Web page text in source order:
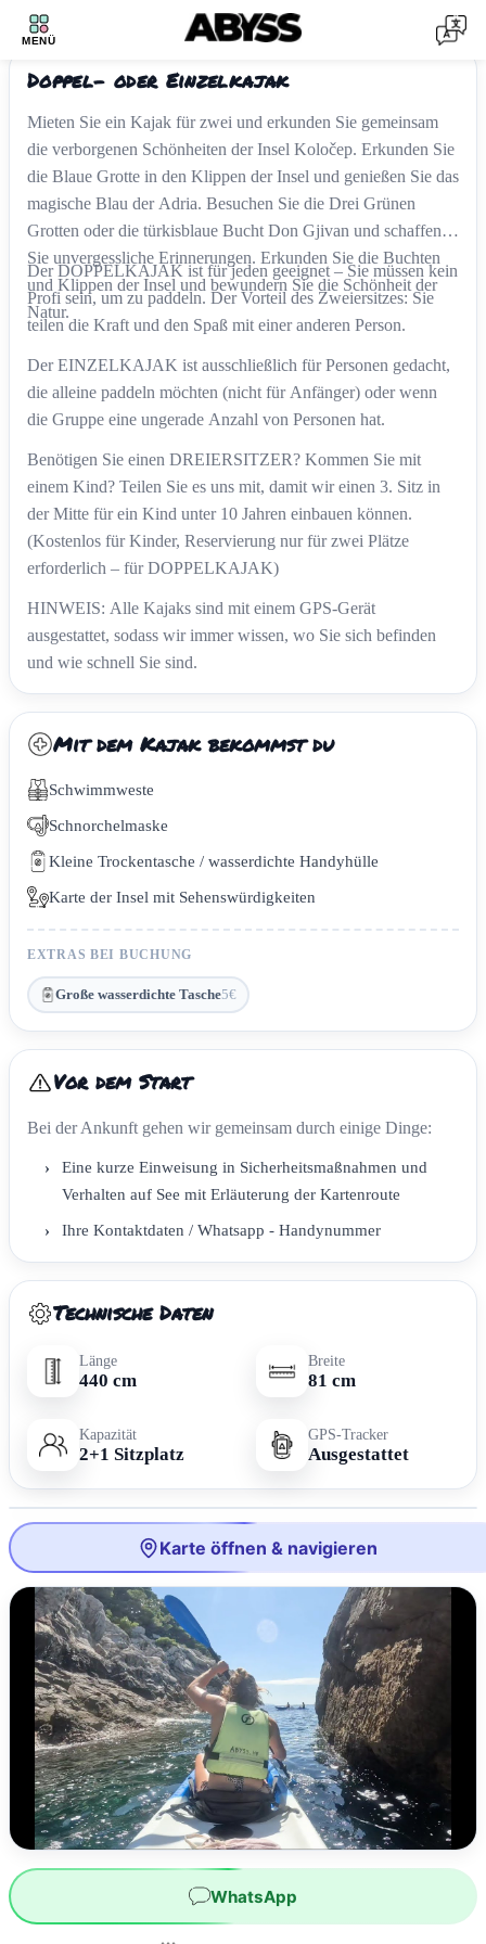
MENÜ
‹
/3
DOPPELKAJAK
Doppel- oder Einzelkajak
Mieten Sie ein Kajak für zwei und erkunden Sie gemeinsam
die verborgenen Schönheiten der Insel Koločep. Erkunden Sie
die Blaue Grotte in den Klippen der Insel und genießen Sie das
magische Blau der Adria. Besuchen Sie die Drei Grünen
Grotten oder die türkisblaue Bucht Don Gjivan und schaffen
Sie unvergessliche Erinnerungen. Erkunden Sie die Buchten
und Klippen der Insel und bewundern Sie die Schönheit der
Natur.
Der DOPPELKAJAK ist für jeden geeignet – Sie müssen kein
Profi sein, um zu paddeln. Der Vorteil des Zweiersitzes: Sie
teilen die Kraft und den Spaß mit einer anderen Person.
Der EINZELKAJAK ist ausschließlich für Personen gedacht,
die alleine paddeln möchten (nicht für Anfänger) oder wenn
die Gruppe eine ungerade Anzahl von Personen hat.
Benötigen Sie einen DREIERSITZER? Kommen Sie mit
einem Kind? Teilen Sie es uns mit, damit wir einen 3. Sitz in
der Mitte für ein Kind unter 10 Jahren einbauen können.
(Kostenlos für Kinder, Reservierung nur für zwei Plätze
erforderlich – für DOPPELKAJAK)
HINWEIS: Alle Kajaks sind mit einem GPS-Gerät
ausgestattet, sodass wir immer wissen, wo Sie sich befinden
und wie schnell Sie sind.
Mit dem Kajak bekommst du
Schwimmweste
Schnorchelmaske
Kleine Trockentasche / wasserdichte Handyhülle
Karte der Insel mit Sehenswürdigkeiten
EXTRAS BEI BUCHUNG
Große wasserdichte Tasche5€
Vor dem Start
Bei der Ankunft gehen wir gemeinsam durch einige Dinge:
›
Eine kurze Einweisung in Sicherheitsmaßnahmen und
Verhalten auf See mit Erläuterung der Kartenroute
› Ihre Kontaktdaten / Whatsapp - Handynummer
Technische Daten
Länge
440 cm
Breite
81 cm
Kapazität
2+1 Sitzplatz
GPS-Tracker
Ausgestattet
Karte öffnen & navigieren
WhatsApp